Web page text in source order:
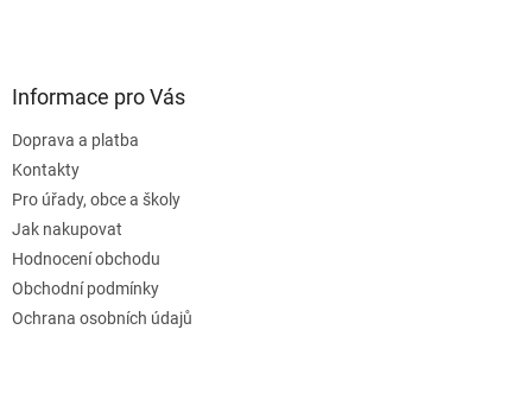
Informace pro Vás
Doprava a platba
Kontakty
Pro úřady, obce a školy
Jak nakupovat
Hodnocení obchodu
Obchodní podmínky
Ochrana osobních údajů